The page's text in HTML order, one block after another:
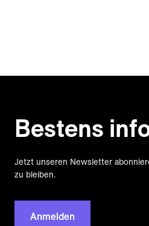
Bestens
Jetzt unseren Newsletter
zu bleiben.
Anmelden